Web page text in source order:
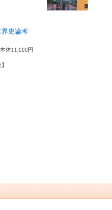
史論考
体11,000円